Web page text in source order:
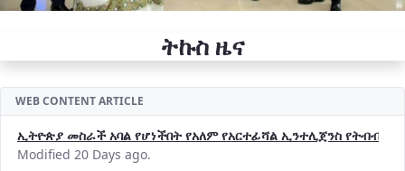
ኢትዮጵያ መስራች አባል የሆነችበት የአለም የአርተፊሻል ኢንተሊጀንስ የትብብር
Modified 20 Days ago.